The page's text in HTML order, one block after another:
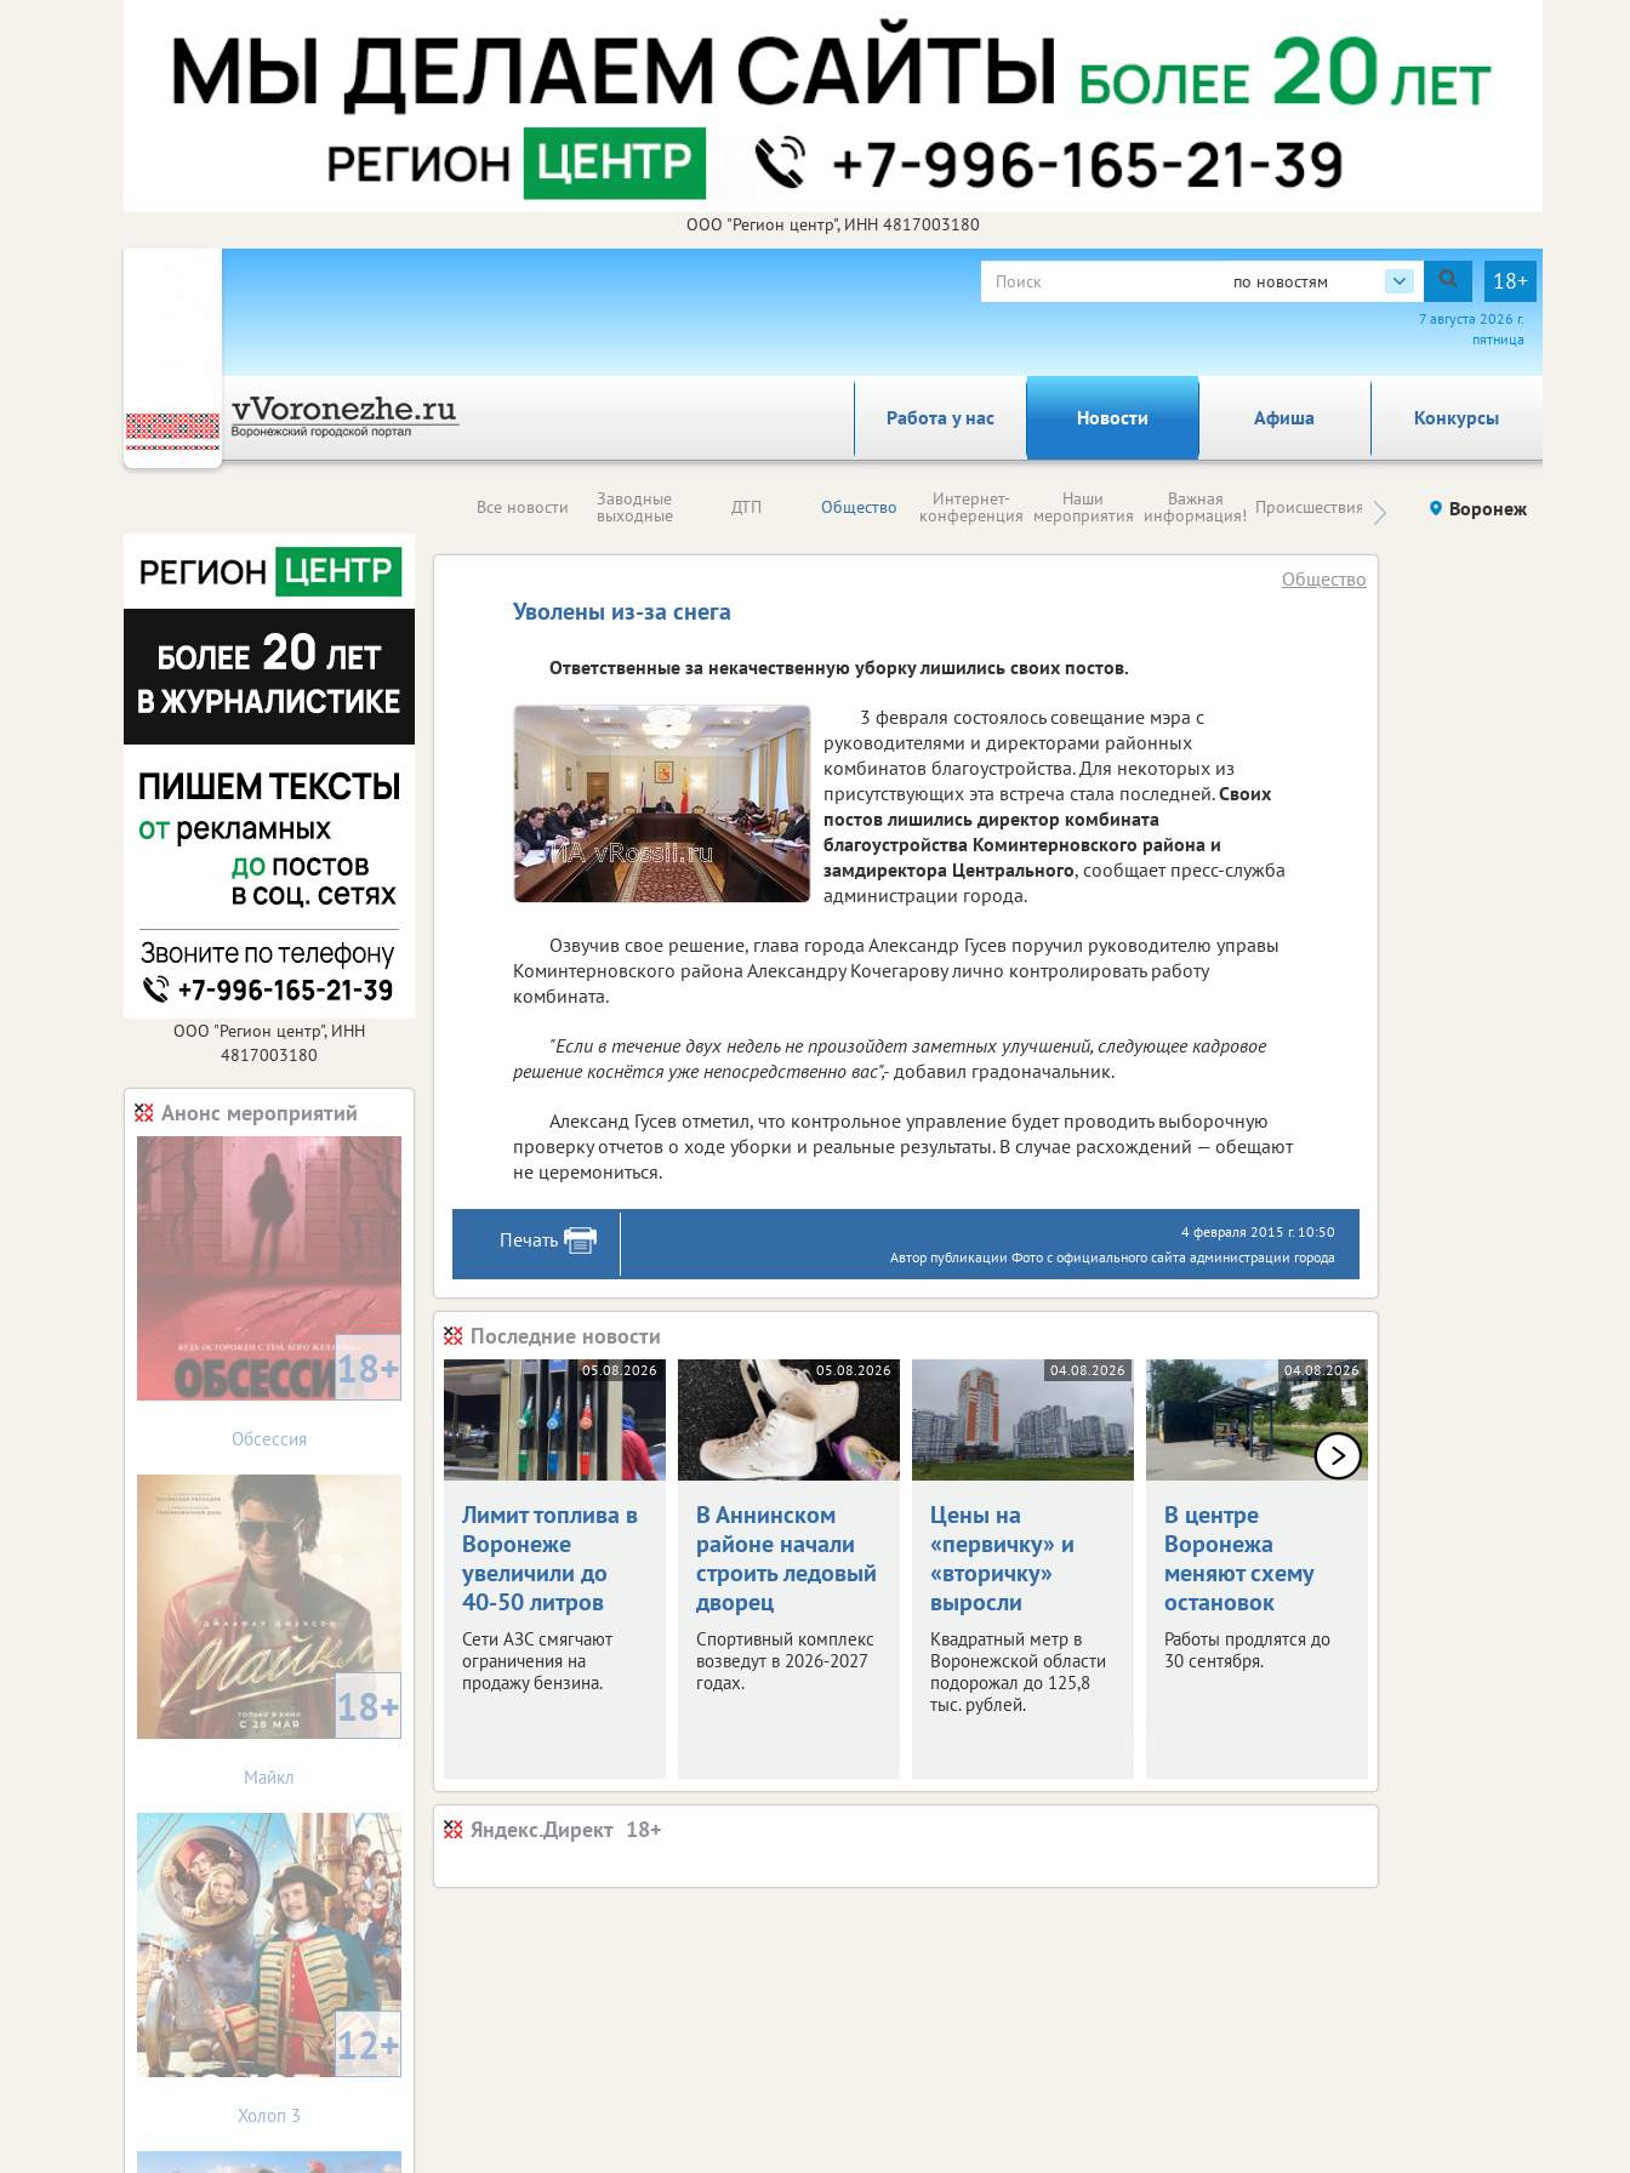
ООО "Регион центр", ИНН 4817003180
по новостям 18+
7 августа 2026 г.
пятница
Работа у нас Новости Афиша Конкурсы
Все новости Заводные
выходные ДТП Общество Интернет-
конференция
Наши
мероприятия
Важная
информация! Происшествия Здоровье компаний (на
Воронеж
Уволены из-за снега
Общество
Ответственные за некачественную уборку лишились своих постов.
3 февраля состоялось совещание мэра с
руководителями и директорами районных
комбинатов благоустройства. Для некоторых из
присутствующих эта встреча стала последней.Своих
постов лишились директор комбината
благоустройства Коминтерновского района и
замдиректора Центрального, сообщает пресс-служба
администрации города.
Озвучив свое решение, глава города Александр Гусев поручил руководителю управы
Коминтерновского района Александру Кочегарову лично контролировать работу
комбината.
"Если в течение двух недель не произойдет заметных улучшений, следующее кадровое
решение коснётся уже непосредственно вас",- добавил градоначальник.
Александ Гусев отметил, что контрольное управление будет проводить выборочную
проверку отчетов о ходе уборки и реальные результаты. В случае расхождений — обещают
не церемониться.
Печать
4 февраля 2015 г. 10:50
Автор публикации Фото с официального сайта администрации города
Последние новости
05.08.2026
Лимит топлива в
Воронеже
увеличили до
40-50 литров
Сети АЗС смягчают
ограничения на
продажу бензина.
05.08.2026
В Аннинском
районе начали
строить ледовый
дворец
Спортивный комплекс
возведут в 2026-2027
годах.
04.08.2026
Цены на
«первичку» и
«вторичку»
выросли
Квадратный метр в
Воронежской области
подорожал до 125,8
тыс. рублей.
04.08.2026
В центре
Воронежа
меняют схему
остановок
Работы продлятся до
30 сентября.
Яндекс.Директ
ООО "Регион центр", ИНН
4817003180
Анонс мероприятий
18+
Обсессия
18+
Майкл
12+
Холоп 3